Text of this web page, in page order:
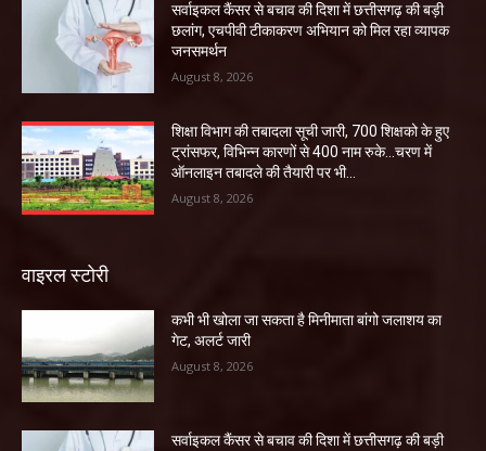
सर्वाइकल कैंसर से बचाव की दिशा में छत्तीसगढ़ की बड़ी
छलांग, एचपीवी टीकाकरण अभियान को मिल रहा व्यापक
जनसमर्थन
August 8, 2026
शिक्षा विभाग की तबादला सूची जारी, 700 शिक्षको के हुए
ट्रांसफर, विभिन्न कारणों से 400 नाम रुके…चरण में
ऑनलाइन तबादले की तैयारी पर भी...
August 8, 2026
वाइरल स्टोरी
कभी भी खोला जा सकता है मिनीमाता बांगो जलाशय का
गेट, अलर्ट जारी
August 8, 2026
सर्वाइकल कैंसर से बचाव की दिशा में छत्तीसगढ़ की बड़ी